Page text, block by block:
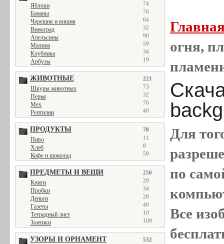
Яблоки 74
Бананы 76
Черешня и вишня 64
Виноград 32
Апельсины 90
Малина 59
Клубника 34
Арбузы 19
ЖИВОТНЫЕ 221
Шкуры животных 73
Перья 32
Мех 76
Рептилии 40
ПРОДУКТЫ 78
Пиво 11
Хлеб 8
Кофе и шоколад 59
ПРЕДМЕТЫ И ВЕЩИ 250
Книги 29
Пробки 34
Деньги 28
Газеты 40
Тетрадный лист 10
Зонтики 109
УЗОРЫ И ОРНАМЕНТ 532
огня,
Для
по
Все